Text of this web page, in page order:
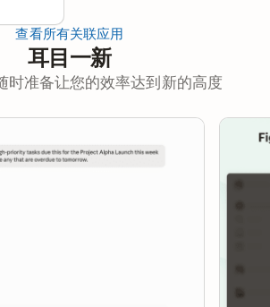
查看所有关联应用
耳目一新
时准备让您的效率达到新的高度